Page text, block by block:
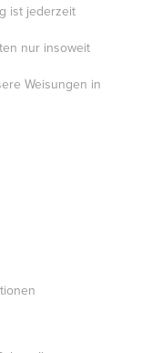
ist jederzeit
nur insoweit
Weisungen in